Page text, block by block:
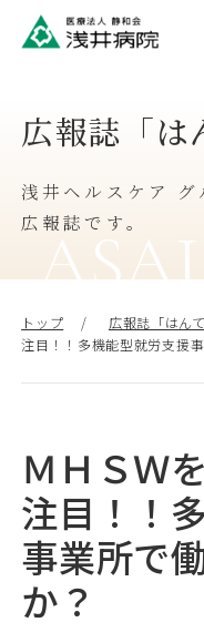
♯01 外来
♯02 入院
♯03 訪問
♯05 採用情報
06 浅井病院につ
広報誌「は
浅井ヘルスケア グ
広報誌です。
トップ 広報誌「はんて
注目！！多機能型就労支援
ＭＨＳＷ
注目！！
事業所で
か？